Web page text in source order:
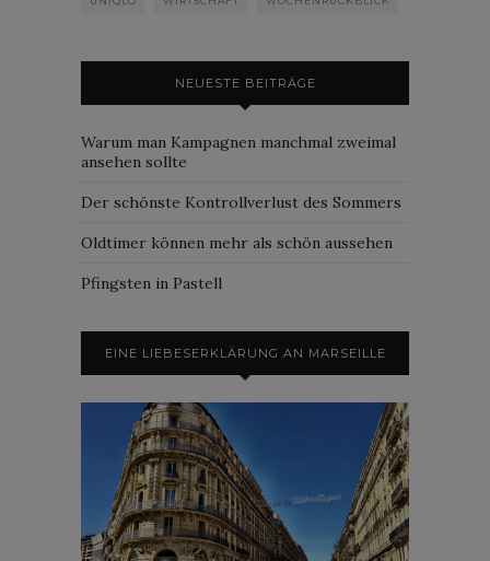
NEUESTE BEITRÄGE
Warum man Kampagnen manchmal zweimal
ansehen sollte
Der schönste Kontrollverlust des Sommers
Oldtimer können mehr als schön aussehen
Pfingsten in Pastell
EINE LIEBESERKLÄRUNG AN MARSEILLE